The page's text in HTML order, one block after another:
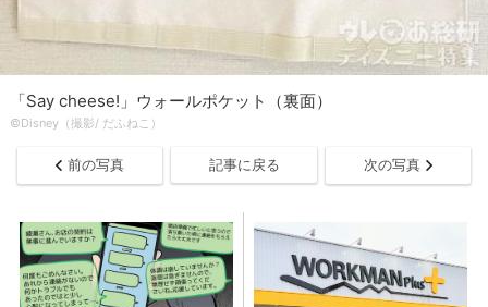
「Say cheese!」ウォールポケット（裏面）
©Disney（撮影/ だふねこ）
前の写真 記事に戻る 次の写真